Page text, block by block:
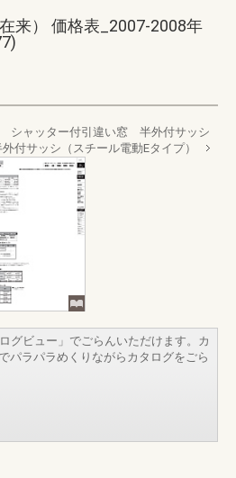
来） 価格表_2007-2008年
ャッター付引違い窓 半外付サッシ
付サッシ（スチール電動Eタイプ）
グビュー」でごらんいただけます。カ
パラパラめくりながらカタログをごら